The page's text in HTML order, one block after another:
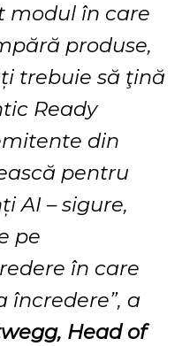
modul în care
produse,
trebuie să ţină
Ready
din
pentru
AI – sigure,
pe
în care
încredere”, a
Head of